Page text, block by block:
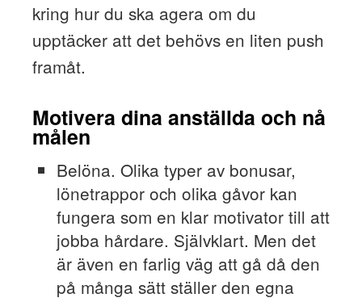
kring hur du ska agera om du
upptäcker att det behövs en liten push
framåt.
Motivera dina anställda och nå
målen
Belöna. Olika typer av bonusar,
lönetrappor och olika gåvor kan
fungera som en klar motivator till att
jobba hårdare. Självklart. Men det
är även en farlig väg att gå då den
på många sätt ställer den egna